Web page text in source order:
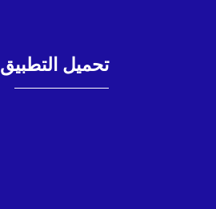
تحميل التطبيق